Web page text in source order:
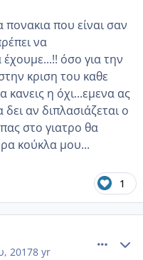
πονακια που είναι σαν
να
έχουμε...!! όσο για την
κριση του καθε
κανεις η όχι...εμενα ας
αν διπλασιάζεται ο
στο γιατρο θα
κούκλα μου...
1
20178 yr